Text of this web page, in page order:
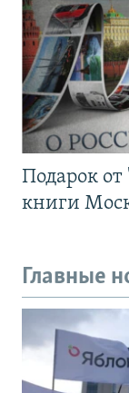
Подарок от
книги
Главные